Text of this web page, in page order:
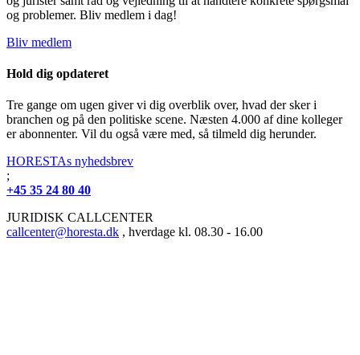
og problemer. Bliv medlem i dag!
Bliv medlem
Hold dig opdateret
Tre gange om ugen giver vi dig overblik over, hvad der sker i
branchen og på den politiske scene. Næsten 4.000 af dine kolleger
er abonnenter. Vil du også være med, så tilmeld dig herunder.
HORESTAs nyhedsbrev
;
+45 35 24 80 40
JURIDISK CALLCENTER
callcenter@horesta.dk , hverdage kl. 08.30 - 16.00